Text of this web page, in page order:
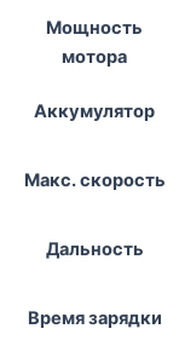
Мощность
мотора
Аккумулятор
Макс. скорость
Дальность
Время зарядки